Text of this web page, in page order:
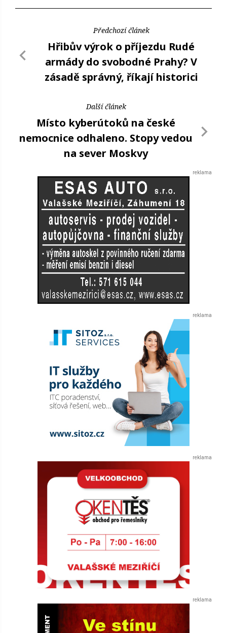
Předchozí článek
Hřibův výrok o příjezdu Rudé
armády do svobodné Prahy? V
zásadě správný, říkají historici
Další článek
Místo kyberútoků na české
nemocnice odhaleno. Stopy vedou
na sever Moskvy